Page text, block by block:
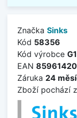
Značka Sinks
Kód 58356
Kód výrobce
EAN
Záruka 24
Zboží pochází